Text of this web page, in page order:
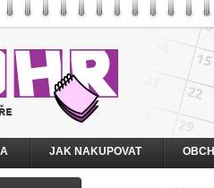
JAK NAKUPOVAT